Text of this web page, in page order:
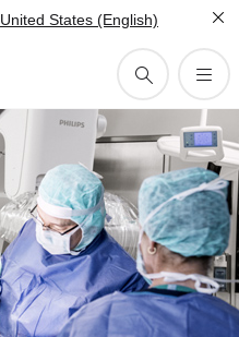
United States (English)